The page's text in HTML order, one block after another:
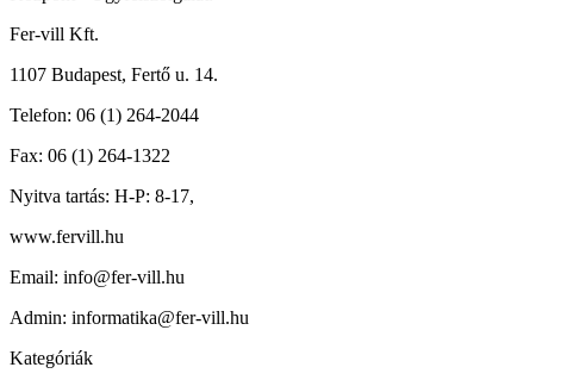
Fer-vill Kft.
1107 Budapest, Fertő u. 14.
Telefon: 06 (1) 264-2044
Fax: 06 (1) 264-1322
Nyitva tartás: H-P: 8-17,
www.fervill.hu
Email: info@fer-vill.hu
Admin: informatika@fer-vill.hu
Kategóriák